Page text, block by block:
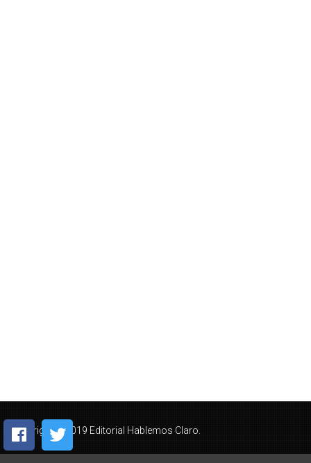
Copyright © 2019 Editorial Hablemos Claro.